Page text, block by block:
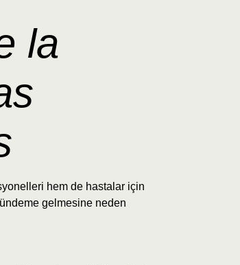
la
hem de hastalar için
gelmesine neden